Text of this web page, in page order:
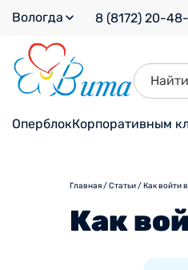
Вологда 8 (8172) 20-
ОперблокКорпоративным
Главная/Статьи/Как войти
Как